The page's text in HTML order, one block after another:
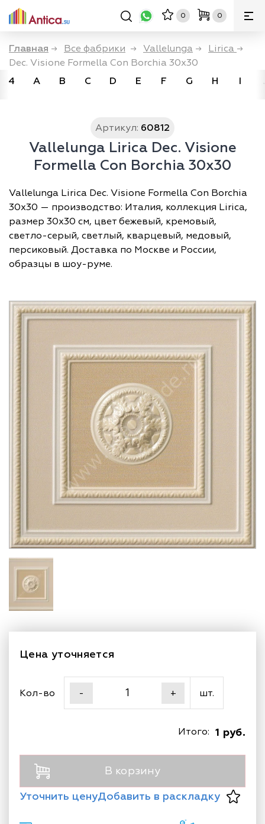
0 0
Главная → Все фабрики → Vallelunga → Lirica →
Dec. Visione Formella Con Borchia 30x30
4
A B C D E F G H I
Артикул: 60812
Vallelunga Lirica Dec. Visione
Formella Con Borchia 30x30
Vallelunga Lirica Dec. Visione Formella Con Borchia
30x30 — производство: Италия, коллекция Lirica,
размер 30х30 см, цвет бежевый, кремовый,
светло-серый, светлый, кварцевый, медовый,
персиковый. Доставка по Москве и России,
образцы в шоу-руме.
Цена уточняется
Кол-во - + шт.
1 руб.
Итого:
В корзину
Уточнить ценуДобавить в раскладку